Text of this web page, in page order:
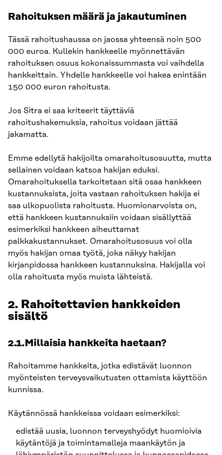
Rahoituksen määrä ja jakautuminen
Tässä rahoitushaussa on jaossa yhteensä noin 500
000 euroa. Kullekin hankkeelle myönnettävän
rahoituksen osuus kokonaissummasta voi vaihdella
hankkeittain. Yhdelle hankkeelle voi hakea enintään
150 000 euron rahoitusta.
Jos Sitra ei saa kriteerit täyttäviä
rahoitushakemuksia, rahoitus voidaan jättää
jakamatta.
Emme edellytä hakijoilta omarahoitusosuutta, mutta
sellainen voidaan katsoa hakijan eduksi.
Omarahoituksella tarkoitetaan sitä osaa hankkeen
kustannuksista, joita vastaan rahoituksen hakija ei
saa ulkopuolista rahoitusta. Huomionarvoista on,
että hankkeen kustannuksiin voidaan sisällyttää
esimerkiksi hankkeen aiheuttamat
palkkakustannukset. Omarahoitusosuus voi olla
myös hakijan omaa työtä, joka näkyy hakijan
kirjanpidossa hankkeen kustannuksina. Hakijalla voi
olla rahoitusta myös muista lähteistä.
2. Rahoitettavien hankkeiden
sisältö
2.1.Millaisia hankkeita haetaan?
Rahoitamme hankkeita, jotka edistävät luonnon
myönteisten terveysvaikutusten ottamista käyttöön
kunnissa.
Käytännössä hankkeissa voidaan esimerkiksi:
edistää uusia, luonnon terveyshyödyt huomioivia
käytäntöjä ja toimintamalleja maankäytön ja